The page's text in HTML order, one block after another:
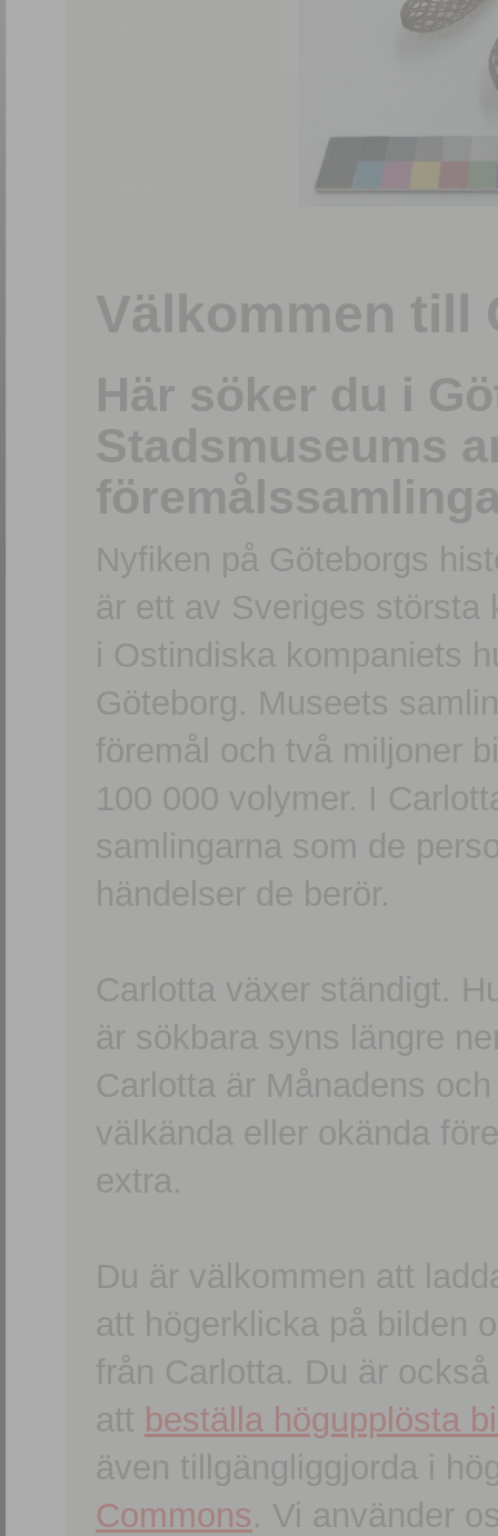
Välkommen till
Här söker du i
Stadsmuseums
Nyfiken på Göteborgs
är ett av Sveriges största
i Ostindiska kompaniets
Göteborg. Museets
föremål och två miljoner
100 000 volymer. I
samlingarna som de
händelser de berör.
Carlotta växer ständigt.
är sökbara syns längre
Carlotta är Månadens
välkända eller okända
extra.
Du är välkommen att
att högerklicka på bilden
från Carlotta. Du är
att beställa högupplösta
även tillgängliggjorda i
Commons. Vi använder